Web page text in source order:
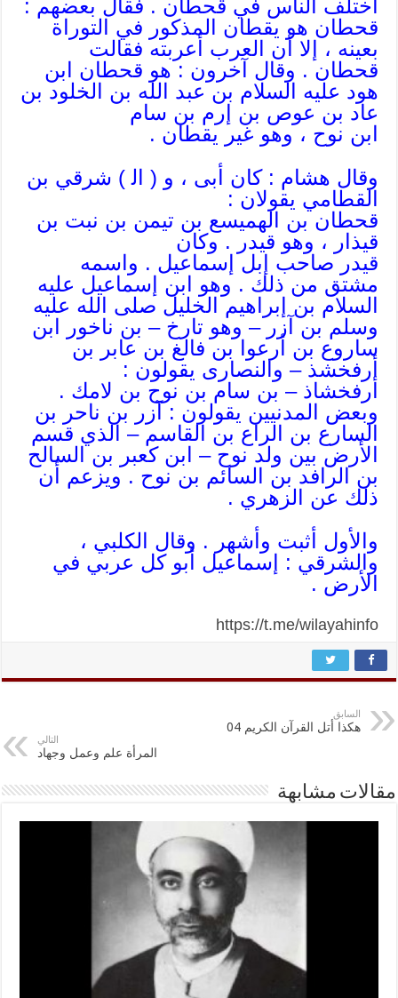
اختلف الناس في قحطان . فقال بعضهم :
قحطان هو يقطان المذكور في التوراة
بعينه ، إلا أن العرب أعربته فقالت
قحطان . وقال آخرون : هو قحطان ابن
هود عليه السلام بن عبد الله بن الخلود بن
عاد بن عوص بن إرم بن سام
ابن نوح ، وهو غير يقطان .
وقال هشام : كان أبى ، و ( ال‍ ) شرقي بن
القطامي يقولان :
قحطان بن الهميسع بن تيمن بن نبت بن
قيذار ، وهو قيدر . وكان
قيدر صاحب إبل إسماعيل . واسمه
مشتق من ذلك . وهو ابن إسماعيل عليه
السلام بن إبراهيم الخليل صلى الله عليه
وسلم بن آزر – وهو تارخ – بن ناخور ابن
ساروع بن أرعوا بن فالغ بن عابر بن
أرفخشذ – والنصارى يقولون :
أرفخشاذ – بن سام بن نوح بن لامك .
وبعض المدنيين يقولون : آزر بن ناحر بن
السارع بن الراع بن القاسم – الذي قسم
الأرض بين ولد نوح – ابن كعبر بن السالح
بن الرافد بن السائم بن نوح . ويزعم أن
ذلك عن الزهري .
والأول أثبت وأشهر . وقال الكلبي ،
والشرقي : إسماعيل أبو كل عربي في
الأرض .
https://t.me/wilayahinfo
السابق
هكذا أتل القرآن الكريم 04
التالي
المرأة علم وعمل وجهاد
مقالات مشابهة